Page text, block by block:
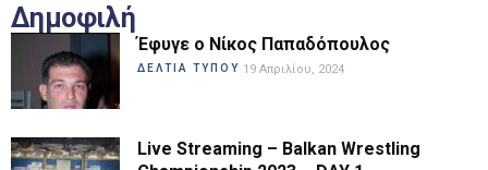
Δημοφιλή
Έφυγε ο Νίκος Παπαδόπουλος
ΔΕΛΤΙΑ ΤΥΠΟΥ 19 Απριλίου, 2024
Live Streaming – Balkan Wrestling